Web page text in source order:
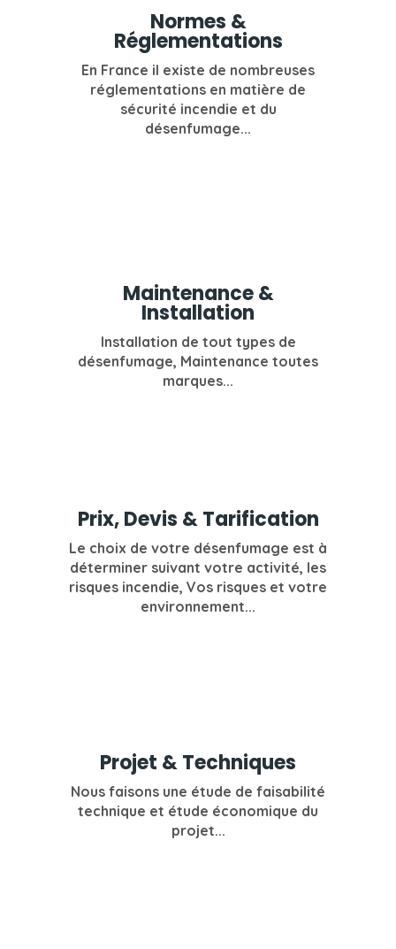
Normes &
Réglementations
En France il existe de nombreuses
réglementations en matière de
sécurité incendie et du
désenfumage...
Maintenance &
Installation
Installation de tout types de
désenfumage, Maintenance toutes
marques...
Prix, Devis & Tarification
Le choix de votre désenfumage est à
déterminer suivant votre activité, les
risques incendie, Vos risques et votre
environnement...
Projet & Techniques
Nous faisons une étude de faisabilité
technique et étude économique du
projet...